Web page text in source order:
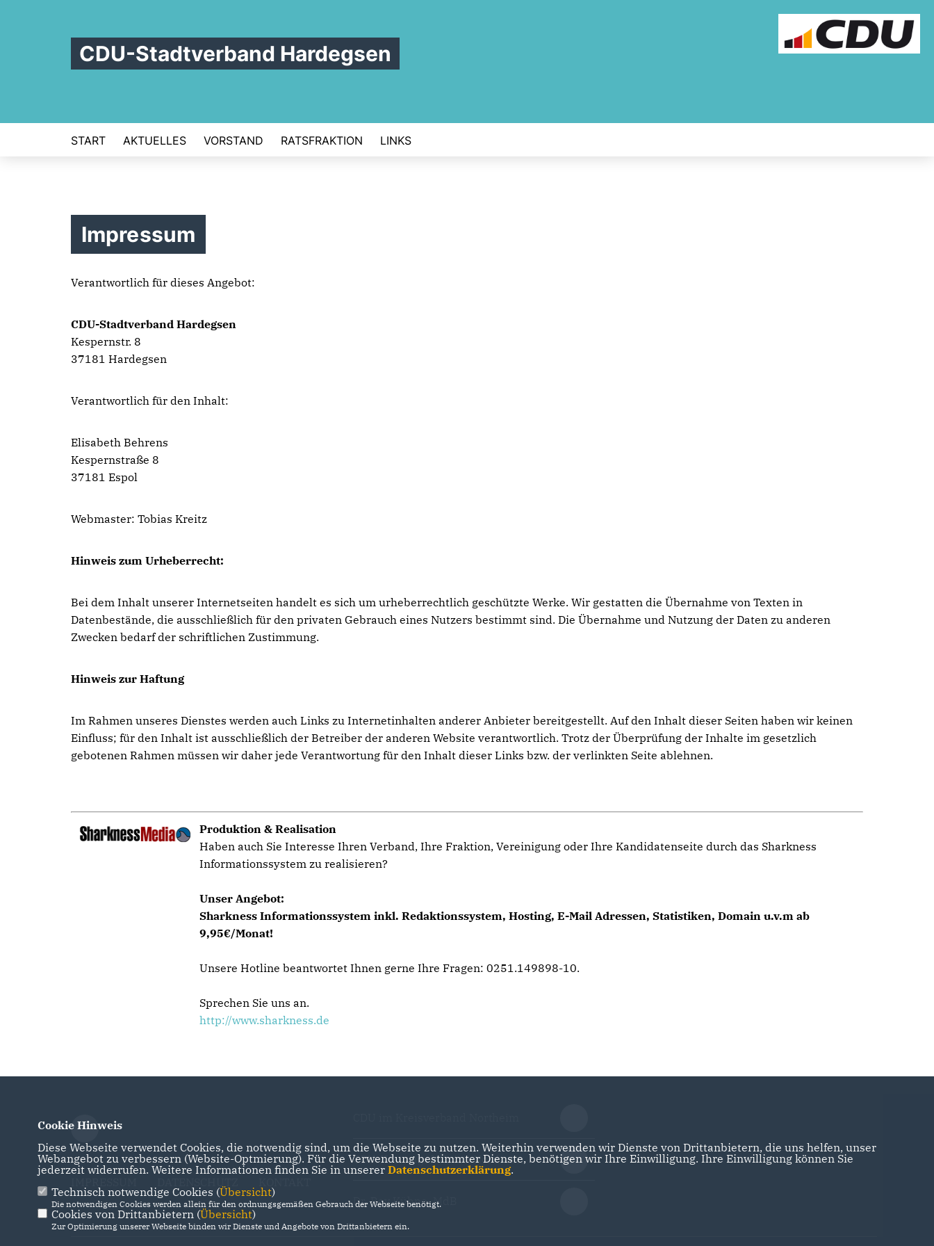
CDU-Stadtverband Hardegsen
START AKTUELLES VORSTAND RATSFRAKTION LINKS
Impressum
Verantwortlich für dieses Angebot:
CDU-Stadtverband Hardegsen
Kespernstr. 8
37181 Hardegsen
Verantwortlich für den Inhalt:
Elisabeth Behrens
Kespernstraße 8
37181 Espol
Webmaster: Tobias Kreitz
Hinweis zum Urheberrecht:
Bei dem Inhalt unserer Internetseiten handelt es sich um urheberrechtlich geschützte Werke. Wir gestatten die Übernahme von Texten in
Datenbestände, die ausschließlich für den privaten Gebrauch eines Nutzers bestimmt sind. Die Übernahme und Nutzung der Daten zu anderen
Zwecken bedarf der schriftlichen Zustimmung.
Hinweis zur Haftung
Im Rahmen unseres Dienstes werden auch Links zu Internetinhalten anderer Anbieter bereitgestellt. Auf den Inhalt dieser Seiten haben wir keinen
Einfluss; für den Inhalt ist ausschließlich der Betreiber der anderen Website verantwortlich. Trotz der Überprüfung der Inhalte im gesetzlich
gebotenen Rahmen müssen wir daher jede Verantwortung für den Inhalt dieser Links bzw. der verlinkten Seite ablehnen.
Produktion & Realisation
Haben auch Sie Interesse Ihren Verband, Ihre Fraktion, Vereinigung oder Ihre Kandidatenseite durch das Sharkness
Informationssystem zu realisieren?
Unser Angebot:
Sharkness Informationssystem inkl. Redaktionssystem, Hosting, E-Mail Adressen, Statistiken, Domain u.v.m ab
9,95€/Monat!
Unsere Hotline beantwortet Ihnen gerne Ihre Fragen: 0251.149898-10.
Sprechen Sie uns an.
http://www.sharkness.de
CDU-Kreistagsfraktion Northeim
Dr. Roy Kühne, MdB
Cookie Hinweis
Diese Webseite verwendet Cookies, die notwendig sind, um die Webseite zu nutzen. Weiterhin verwenden wir Dienste von Drittanbietern, die uns helfen, unser
Webangebot zu verbessern (Website-Optmierung). Für die Verwendung bestimmter Dienste, benötigen wir Ihre Einwilligung. Ihre Einwilligung können Sie
jederzeit widerrufen. Weitere Informationen finden Sie in unserer Datenschutzerklärung.
Technisch notwendige Cookies (Übersicht)
Die notwendigen Cookies werden allein für den ordnungsgemäßen Gebrauch der Webseite benötigt.
Cookies von Drittanbietern (Übersicht)
Zur Optimierung unserer Webseite binden wir Dienste und Angebote von Drittanbietern ein.